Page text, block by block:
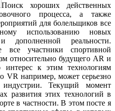
Поиск хороших действенных
процесса, а также
для болельщиков все
использованию новых
дополненной реальности.
участники спортивной
относительно будущего AR и
интерес к этим технологиям
VR например, может серьезно
Текущий момент
развития этих технологий в
в частности. В этом посте я